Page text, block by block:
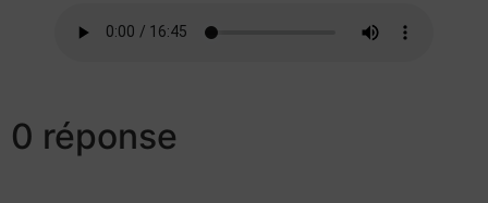
0 réponse